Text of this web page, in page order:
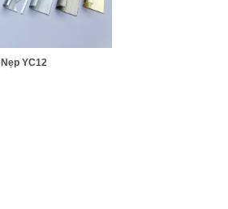
Nẹp YC12